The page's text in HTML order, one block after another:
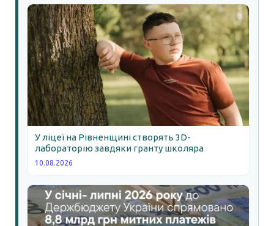
У ліцеї на Рівненщині створять 3D-
лабораторію завдяки гранту школяра
10.08.2026